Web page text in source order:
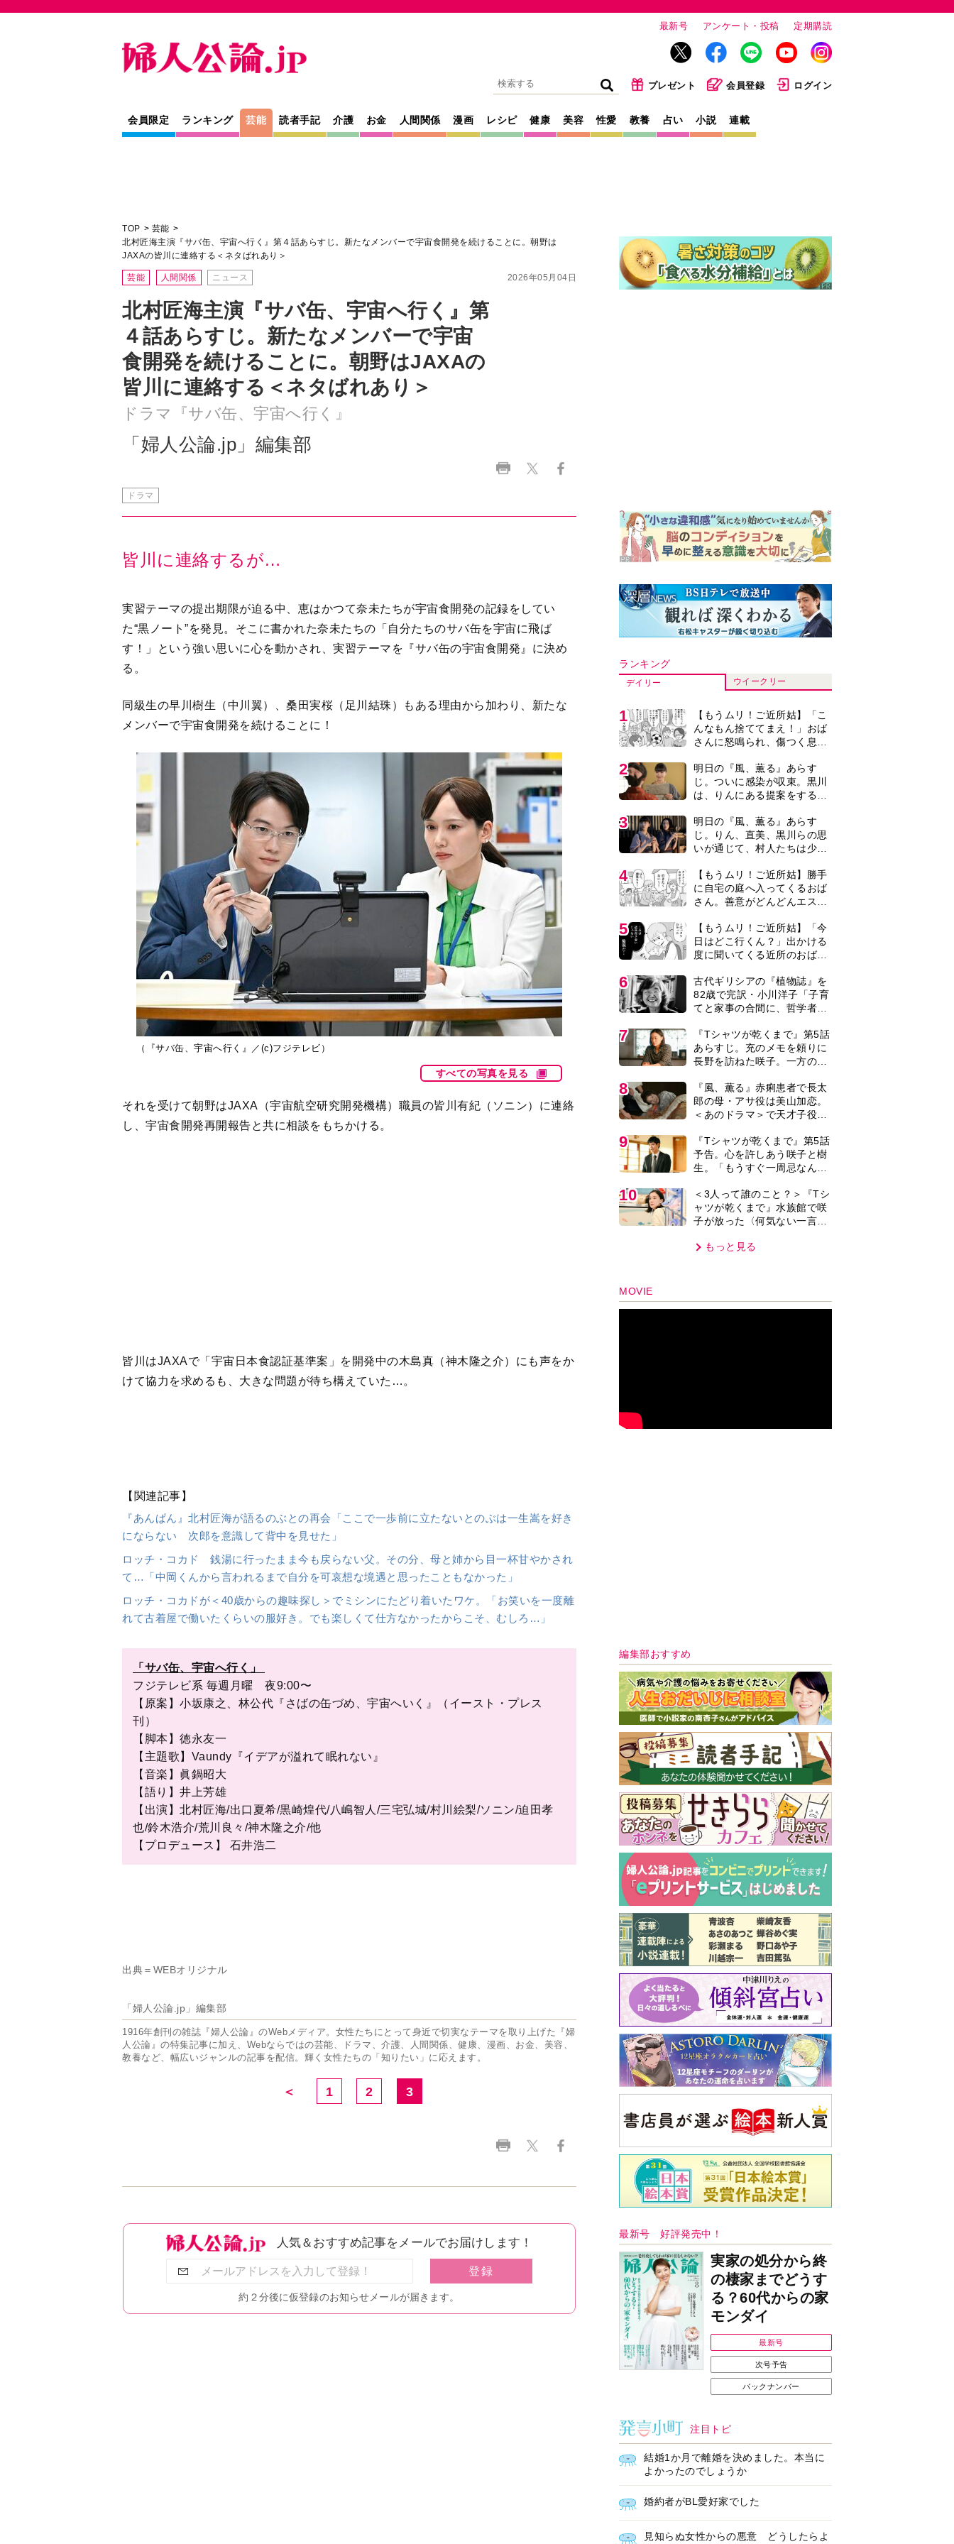
最新号 アンケート・投稿 定期購読
プレゼント 会員登録 ログイン
会員限定 ランキング 芸能 読者手記 介護 お金 人間関係 漫画 レシピ 健康 美容 性愛 教養 占い 小説 連載
北村匠海主演『サバ缶、宇宙へ行く』第
４話あらすじ。新たなメンバーで宇宙
食開発を続けることに。朝野はJAXAの
皆川に連絡する＜ネタばれあり＞
ドラマ『サバ缶、宇宙へ行く』
「婦人公論.jp」編集部
皆川に連絡するが…
た“黒ノート”を発見。そこに書かれた奈未たちの「自分たちのサバ缶を宇宙に飛ば
る。
同級生の早川樹生（中川翼）、桑田実桜（足川結珠）もある理由から加わり、新たな
メンバーで宇宙食開発を続けることに！
（『サバ缶、宇宙へ行く』／(c)フジテレビ）
すべての写真を見る
それを受けて朝野はJAXA（宇宙航空研究開発機構）職員の皆川有紀（ソニン）に連絡
皆川はJAXAで「宇宙日本食認証基準案」を開発中の木島真（神木隆之介）にも声をか
けて協力を求めるも、大きな問題が待ち構えていた…。
れて古着屋で働いたくらいの服好き。でも楽しくて仕方なかったからこそ、むしろ…」
【主題歌】Vaundy『イデアが溢れて眠れない』
【音楽】眞鍋昭大
【語り】井上芳雄
【出演】北村匠海/出口夏希/黒崎煌代/八嶋智人/三宅弘城/村川絵梨/ソニン/迫田孝
也/鈴木浩介/荒川良々/神木隆之介/他
【プロデュース】 石井浩二
出典＝WEBオリジナル
「婦人公論.jp」編集部
1916年創刊の雑誌『婦人公論』のWebメディア。女性たちにとって身近で切実なテーマを取り上げた『婦
人公論』の特集記事に加え、Webならではの芸能、ドラマ、介護、人間関係、健康、漫画、お金、美容、
教養など、幅広いジャンルの記事を配信。輝く女性たちの「知りたい」に応えます。
＜
2
じ。ついに感染が収束。黒川
は、りんにある提案をする＜
ネタバレあり＞
3
明日の『風、薫る』あらす
いが通じて、村人たちは少し
ずつ理解を示し始める＜ネタ
バレあり＞
4
【もうムリ！ご近所姑】勝手
に自宅の庭へ入ってくるおば
さん。善意がどんどんエスカ
5
日はどこ行くん？」出かける
度に聞いてくる近所のおばさ
まり…【第1話】
6
古代ギリシアの『植物誌』を
82歳で完訳・小川洋子「子育
てと家事の合間に、哲学者テ
年」
7
『Tシャツが乾くまで』第5話
あらすじ。充のメモを頼りに
長野を訪ねた咲子。一方の樹
タバレあり＞
8
『風、薫る』赤痢患者で長太
郎の母・アサ役は美山加恋。
＜あのドラマ＞で天才子役と
＞
9
『Tシャツが乾くまで』第5話
予告。心を許しあう咲子と樹
生。「もうすぐ一周忌なんで
レあり＞
10
＜3人って誰のこと？＞『Tシ
ャツが乾くまで』水族館で咲
子が放った〈何気ない一言〉
線？」「子どもの話だと…」
もっと見る
MOVIE
編集部おすすめ
最新号 好評発売中！
実家の処分から終
の棲家までどうす
る？60代からの家
モンダイ
最新号
バックナンバー
注目トピ
結婚1か月で離婚を決めました。本当に
よかったのでしょうか
婚約者がBL愛好家でした
見知らぬ女性からの悪意 どうしたらよ
いか
中央公論新社の本
家運隆昌
幸運を招き入れる暮らし方
江原啓之 著 詳しくみる
ＡＩで始める遺言を書
く前の準備セミナー開
催
耳にすっぽり！オーテ
ィコン補聴器、新しい
スタイルで All in Ear
の「オーティコン ジー
ル」を発売
脳の健康習慣をサポー
トするオープンイヤー
型イヤホン「kikippa イ
ヤホン HERALBONY
モデル」発売
【編集部より】広告ペ
ージについてのお詫び
と訂正